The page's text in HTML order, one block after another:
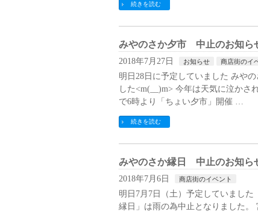
続きを読む
みやのさか夕市 中止のお知ら
2018年7月27日 お知らせ 商店街のイ
明日28日に予定していました みや
した<m(__)m> 今年は天気に泣か
で6時より「ちょい夕市」開催 …
続きを読む
みやのさか縁日 中止のお知ら
2018年7月6日 商店街のイベント
明日7月7日（土）予定していまし
縁日」は雨の為中止となりました